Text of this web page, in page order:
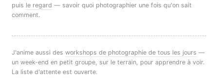
puis le regard — savoir quoi photographier une fois qu'on sait
comment.
J'anime aussi des workshops de photographie de tous les jours —
un week-end en petit groupe, sur le terrain, pour apprendre à voir.
La liste d'attente est ouverte.